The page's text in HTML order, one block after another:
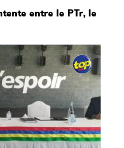
entre le PTr, le